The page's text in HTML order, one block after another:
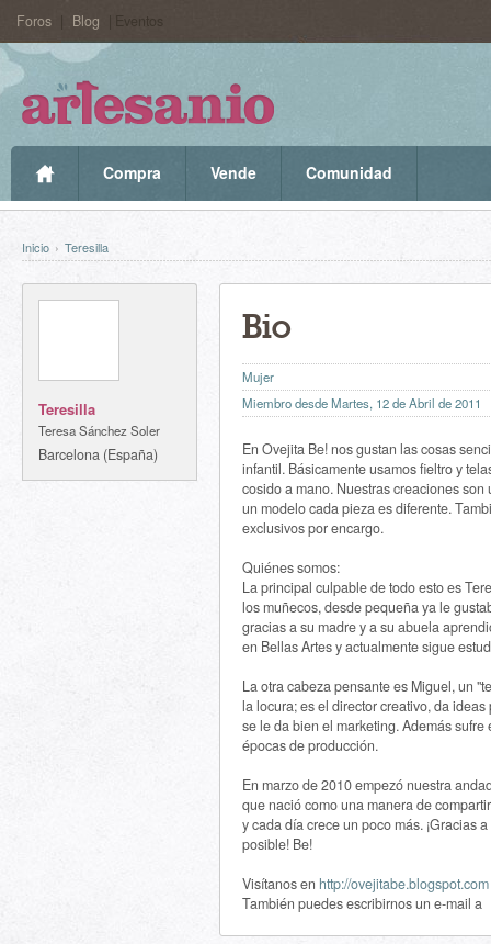
Foros Blog | Eventos
Compra Vende Comunidad
Inicio › Teresilla
Teresilla
Teresa Sánchez Soler
Barcelona (España)
Bio
Mujer
Miembro desde Martes, 12 de Abril de 2011
En Ovejita Be! nos gustan las cosas
infantil. Básicamente usamos fieltro y
cosido a mano. Nuestras creaciones
un modelo cada pieza es diferente.
exclusivos por encargo.
Quiénes somos:
La principal culpable de todo esto es
los muñecos, desde pequeña ya le
gracias a su madre y a su abuela
en Bellas Artes y actualmente sigue
La otra cabeza pensante es Miguel, un
la locura; es el director creativo, da
se le da bien el marketing. Además
épocas de producción.
En marzo de 2010 empezó nuestra
que nació como una manera de
y cada día crece un poco más. ¡Gracias
posible! Be!
Visítanos en http://ovejitabe.blogspot.com
También puedes escribirnos un e-mail a